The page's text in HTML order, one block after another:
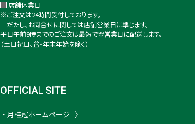
店舗休業日
※ご注文は24時間受付しております。
だたし、お問合せに関しては店舗営業日に準じます。
平日午前9時までのご注文は最短で翌営業日に配送します。
（土日祝日、盆・年末年始を除く）
OFFICIAL SITE
・月桂冠ホームページ